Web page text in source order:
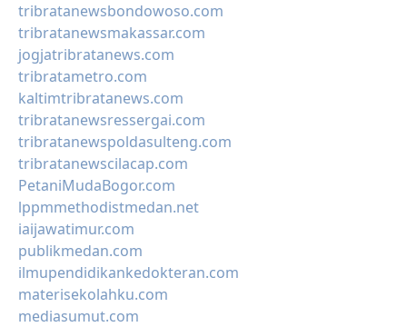
tribratanewsbondowoso.com
tribratanewsmakassar.com
jogjatribratanews.com
tribratametro.com
kaltimtribratanews.com
tribratanewsressergai.com
tribratanewspoldasulteng.com
tribratanewscilacap.com
PetaniMudaBogor.com
lppmmethodistmedan.net
iaijawatimur.com
publikmedan.com
ilmupendidikankedokteran.com
materisekolahku.com
mediasumut.com